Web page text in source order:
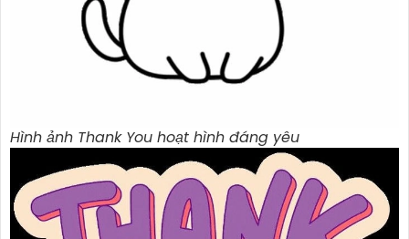
Hình ảnh Thank You hoạt hình đáng yêu